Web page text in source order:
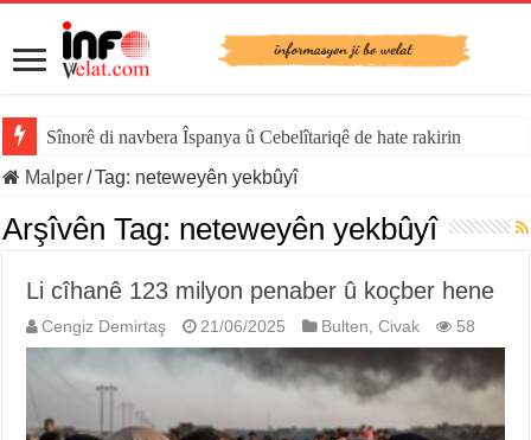
Sînorê di navbera Îspanya û Cebelîtariqê de hate rakirin
Malper/Tag: neteweyên yekbûyî
Arşîvên Tag: neteweyên yekbûyî
Li cîhanê 123 milyon penaber û koçber hene
Cengiz Demirtaş 21/06/2025 Bulten,Civak 58